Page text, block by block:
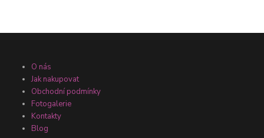
O nás
Jak nakupovat
Obchodní podmínky
Fotogalerie
Kontakty
Blog